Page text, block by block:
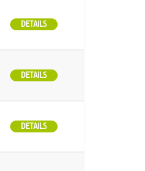
DETAILS
DETAILS
DETAILS